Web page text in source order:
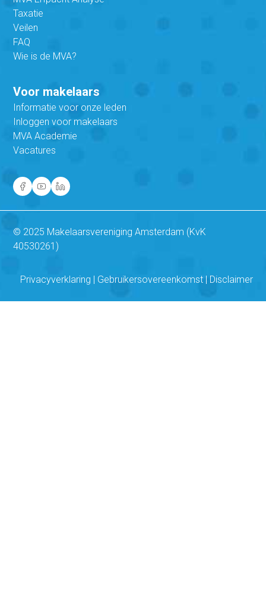
Taxatie
Veilen
FAQ
Wie is de MVA?
Voor makelaars
Informatie voor onze leden
Inloggen voor makelaars
MVA Academie
Vacatures
© 2025 Makelaarsvereniging Amsterdam (KvK
40530261)
Privacyverklaring Gebruikersovereenkomst Disclaimer